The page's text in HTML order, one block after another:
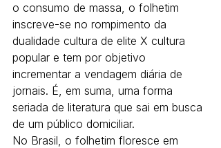
o consumo de massa, o folhetim
inscreve-se no rompimento da
dualidade cultura de elite X cultura
popular e tem por objetivo
incrementar a vendagem diária de
jornais. É, em suma, uma forma
seriada de literatura que sai em busca
de um público domiciliar.
No Brasil, o folhetim floresce em